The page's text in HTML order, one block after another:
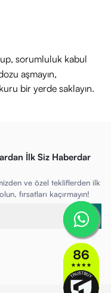
sorumluluk kabul
aşmayın,
bir yerde saklayın.
İlk Siz Haberdar
ve özel tekliflerden ilk
fırsatları kaçırmayın!